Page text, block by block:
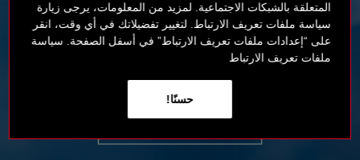
المتعلقة بالشبكات الاجتماعية. لمزيد من المعلومات، يرجى زيارة
سياسة ملفات تعريف الارتباط. لتغيير تفضيلاتك في أي وقت، انقر
على “إعدادات ملفات تعريف الارتباط” في أسفل الصفحة. سياسة
ملفات تعريف الارتباط
حسنًا!